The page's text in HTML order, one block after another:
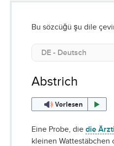
Bu sözcüğü şu dile
Abstrich
Vorlesen
Eine Probe, die die
kleinen Wattestäbchen